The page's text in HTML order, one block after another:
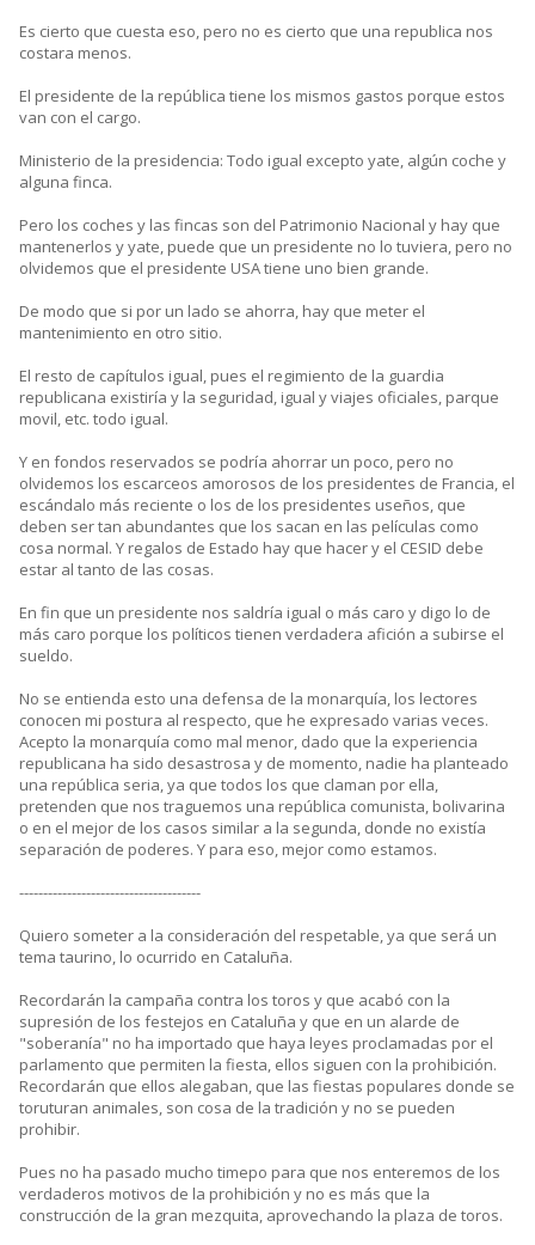
Es cierto que cuesta eso, pero no es cierto que una republica nos
costara menos.
El presidente de la república tiene los mismos gastos porque estos
van con el cargo.
Ministerio de la presidencia: Todo igual excepto yate, algún coche y
alguna finca.
Pero los coches y las fincas son del Patrimonio Nacional y hay que
mantenerlos y yate, puede que un presidente no lo tuviera, pero no
olvidemos que el presidente USA tiene uno bien grande.
De modo que si por un lado se ahorra, hay que meter el
mantenimiento en otro sitio.
El resto de capítulos igual, pues el regimiento de la guardia
republicana existiría y la seguridad, igual y viajes oficiales, parque
movil, etc. todo igual.
Y en fondos reservados se podría ahorrar un poco, pero no
olvidemos los escarceos amorosos de los presidentes de Francia, el
escándalo más reciente o los de los presidentes useños, que
deben ser tan abundantes que los sacan en las películas como
cosa normal. Y regalos de Estado hay que hacer y el CESID debe
estar al tanto de las cosas.
En fin que un presidente nos saldría igual o más caro y digo lo de
más caro porque los políticos tienen verdadera afición a subirse el
sueldo.
No se entienda esto una defensa de la monarquía, los lectores
conocen mi postura al respecto, que he expresado varias veces.
Acepto la monarquía como mal menor, dado que la experiencia
republicana ha sido desastrosa y de momento, nadie ha planteado
una república seria, ya que todos los que claman por ella,
pretenden que nos traguemos una república comunista, bolivarina
o en el mejor de los casos similar a la segunda, donde no existía
separación de poderes. Y para eso, mejor como estamos.
--------------------------------------
Quiero someter a la consideración del respetable, ya que será un
tema taurino, lo ocurrido en Cataluña.
Recordarán la campaña contra los toros y que acabó con la
supresión de los festejos en Cataluña y que en un alarde de
"soberanía" no ha importado que haya leyes proclamadas por el
parlamento que permiten la fiesta, ellos siguen con la prohibición.
Recordarán que ellos alegaban, que las fiestas populares donde se
toruturan animales, son cosa de la tradición y no se pueden
prohibir.
Pues no ha pasado mucho timepo para que nos enteremos de los
verdaderos motivos de la prohibición y no es más que la
construcción de la gran mezquita, aprovechando la plaza de toros.